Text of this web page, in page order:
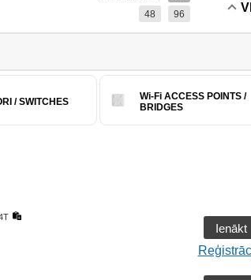
48
96
/ SWITCHES
Wi-Fi ACCESS POINTS /
BRIDGES
Ienākt